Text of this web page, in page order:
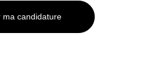
ma candidature